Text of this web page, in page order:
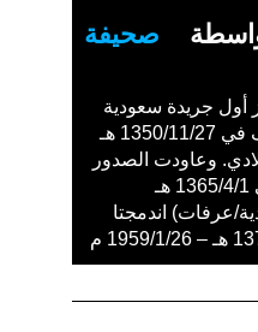
صحيفة
أول جريدة سعودية
أسسها: محمد صالح نصيف في 1350/11/27 هـ
3 أبريل 1932 ميلادي. وعاودت الصدور
باسم (البلاد السعودية) في 1365/4/1 هـ
عرفات) اندمجتا